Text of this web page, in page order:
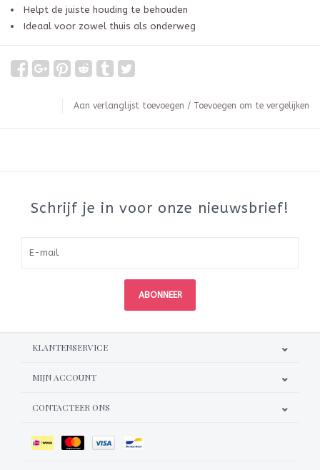
Helpt de juiste houding te behouden
Ideaal voor zowel thuis als onderweg
Aan verlanglijst toevoegen / Toevoegen om te vergelijken
Schrijf je in voor onze nieuwsbrief!
ABONNEER
KLANTENSERVICE
MIJN ACCOUNT
CONTACTEER ONS